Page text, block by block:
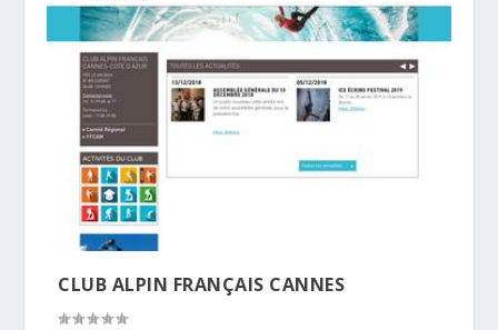
CLUB ALPIN FRANÇAIS CANNES